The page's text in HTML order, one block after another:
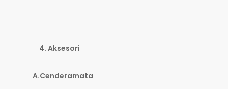
Aksesori
A.Cenderamata